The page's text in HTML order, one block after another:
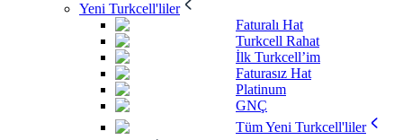
Yeni Turkcell'liler
Faturalı Hat
Turkcell Rahat
İlk Turkcell’im
Faturasız Hat
Platinum
GNÇ
Tüm Yeni Turkcell'liler